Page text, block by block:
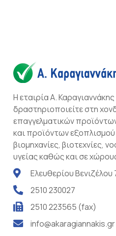
Η εταιρία Α. Καραγιαννάκης
δραστηριοποιείτε στη
επαγγελματικών
και προϊόντων
βιομηχανίες, βιοτεχνίες,
υγείας καθώς και σε
Ελευθερίου Βενιζέλου
2510 230027
2510 223565 (fax)
info@akaragiannakis.gr